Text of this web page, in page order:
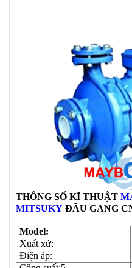
THÔNG SỐ KĨ THUẬT
MITSUKY ĐẦU GANG
Model:
Xuất xứ:
Điện áp: